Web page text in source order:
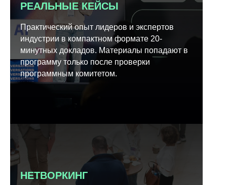
РЕАЛЬНЫЕ КЕЙСЫ
Практический опыт лидеров и экспертов
индустрии в компактном формате 20-
минутных докладов. Материалы попадают в
программу только после проверки
программным комитетом.
НЕТВОРКИНГ